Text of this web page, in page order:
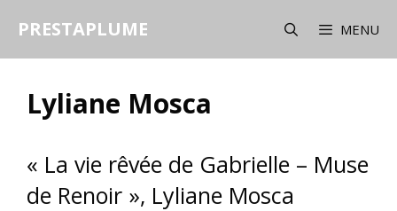
PRESTAPLUME MENU
Lyliane Mosca
« La vie rêvée de Gabrielle – Muse
de Renoir », Lyliane Mosca